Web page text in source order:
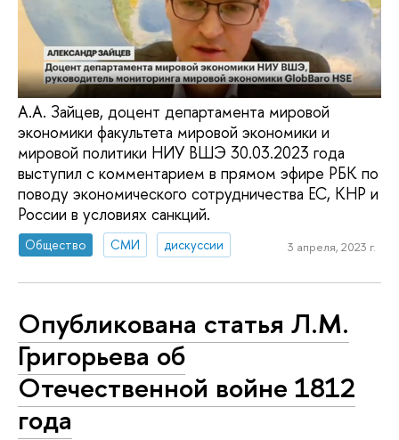
А.А. Зайцев, доцент департамента мировой
экономики факультета мировой экономики и
мировой политики НИУ ВШЭ 30.03.2023 года
выступил с комментарием в прямом эфире РБК по
поводу экономического сотрудничества ЕС, КНР и
России в условиях санкций.
Общество СМИ дискуссии 3 апреля, 2023 г.
Опубликована статья Л.М.
Григорьева об
Отечественной войне 1812
года